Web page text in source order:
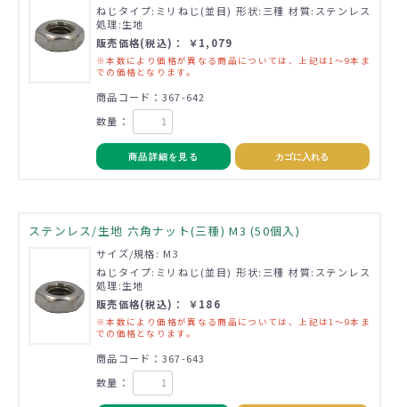
ねじタイプ:ミリねじ(並目) 形状:三種 材質:ステンレス
処理:生地
販売価格(税込)： ￥1,079
※本数により価格が異なる商品については、上記は1～9本ま
での価格となります。
商品コード：367-642
数量：
商品詳細を見る カゴに入れる
ステンレス/生地 六角ナット(三種) M3 (50個入)
サイズ/規格: M3
ねじタイプ:ミリねじ(並目) 形状:三種 材質:ステンレス
処理:生地
販売価格(税込)： ￥186
※本数により価格が異なる商品については、上記は1～9本ま
での価格となります。
商品コード：367-643
数量：